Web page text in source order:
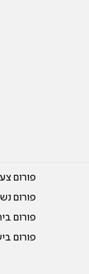
פורום
פורום
פורום
פורום